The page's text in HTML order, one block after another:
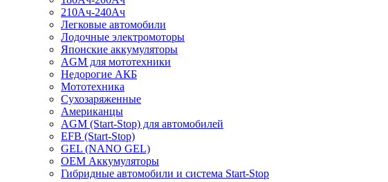
210Ач-240Ач
Легковые автомобили
Лодочные электромоторы
Японские аккумуляторы
AGM для мототехники
Недорогие АКБ
Мототехника
Сухозаряженные
Американцы
AGM (Start-Stop) для автомобилей
EFB (Start-Stop)
GEL (NANO GEL)
OEM Аккумуляторы
Гибридные автомобили и система Start-Stop